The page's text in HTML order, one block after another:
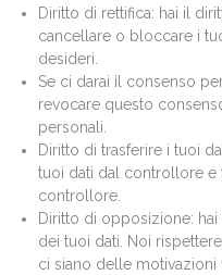
Diritto di rettifica: hai il
cancellare o bloccare i
desideri.
Se ci darai il consenso
revocare questo
personali.
Diritto di trasferire i tuoi
tuoi dati dal controllore e
controllore.
Diritto di opposizione:
dei tuoi dati. Noi
ci siano delle motivazioni